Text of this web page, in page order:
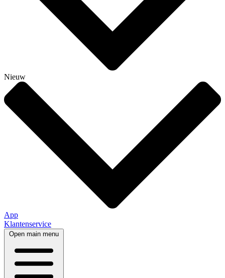
Nieuw
App
Klantenservice
Open main menu